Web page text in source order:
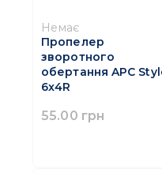
Немає
Пропелер
зворотного
обертання APC
6x4R
55.00 грн